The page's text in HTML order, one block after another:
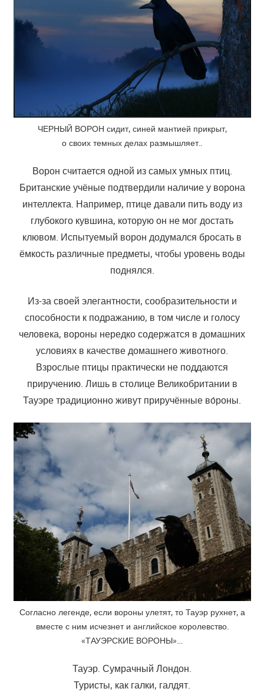
ЧЕРНЫЙ ВОРОН сидит, синей мантией прикрыт,
о своих темных делах размышляет..
Ворон считается одной из самых умных птиц.
Британские учёные подтвердили наличие у ворона
интеллекта. Например, птице давали пить воду из
глубокого кувшина, которую он не мог достать
клювом. Испытуемый ворон додумался бросать в
ёмкость различные предметы, чтобы уровень воды
поднялся.
Из-за своей элегантности, сообразительности и
способности к подражанию, в том числе и голосу
человека, вороны нередко содержатся в домашних
условиях в качестве домашнего животного.
Взрослые птицы практически не поддаются
приручению. Лишь в столице Великобритании в
Тауэре традиционно живут приручённые во́роны.
Согласно легенде, если вороны улетят, то Тауэр рухнет, а
вместе с ним исчезнет и английское королевство.
«ТАУЭРСКИЕ ВОРОНЫ»…
Тауэр. Сумрачный Лондон.
Туристы, как галки, галдят.